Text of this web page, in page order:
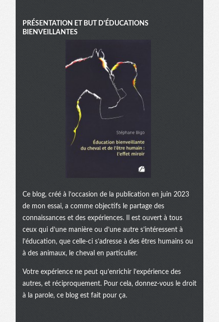
PRÉSENTATION ET BUT D'ÉDUCATIONS
BIENVEILLANTES
Ce blog, créé à l’occasion de la publication en juin 2023
de mon essai, a comme objectifs le partage des
connaissances et des expériences. Il est ouvert à tous
ceux qui d’une manière ou d’une autre s’intéressent à
l’éducation, que celle-ci s’adresse à des êtres humains ou
à des animaux, le cheval en particulier.
Votre expérience ne peut qu’enrichir l’expérience des
autres, et réciproquement. Pour cela, donnez-vous le droit
à la parole, ce blog est fait pour ça.